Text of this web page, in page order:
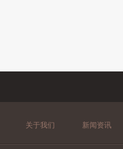
关于我们 新闻资讯